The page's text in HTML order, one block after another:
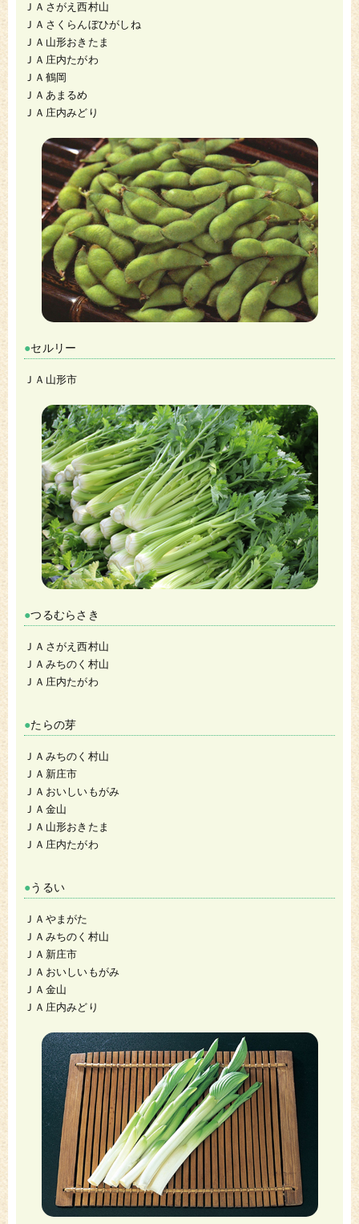
ＪＡさがえ西村山
ＪＡさくらんぼひがしね
ＪＡ山形おきたま
ＪＡ庄内たがわ
ＪＡ鶴岡
ＪＡあまるめ
ＪＡ庄内みどり
セルリー
ＪＡ山形市
つるむらさき
ＪＡさがえ西村山
ＪＡみちのく村山
ＪＡ庄内たがわ
たらの芽
ＪＡみちのく村山
ＪＡ新庄市
ＪＡおいしいもがみ
ＪＡ金山
ＪＡ山形おきたま
ＪＡ庄内たがわ
うるい
ＪＡやまがた
ＪＡみちのく村山
ＪＡ新庄市
ＪＡおいしいもがみ
ＪＡ金山
ＪＡ庄内みどり